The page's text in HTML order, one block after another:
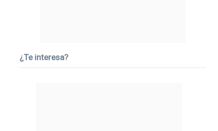
¿Te interesa?